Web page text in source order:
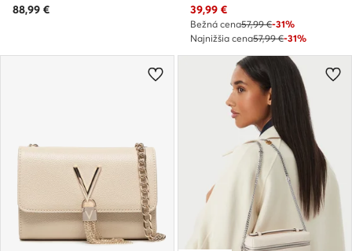
88,99 €
Aktuálna cena
39,99 €
Bežná cena57,99 €-31%
Najnižšia cena57,99 €-31%